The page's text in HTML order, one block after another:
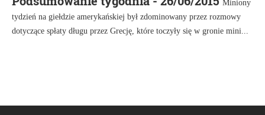
Miniony
tydzień na giełdzie amerykańskiej był zdominowany przez rozmowy
dotyczące spłaty długu przez Grecję, które toczyły się w gronie mini...